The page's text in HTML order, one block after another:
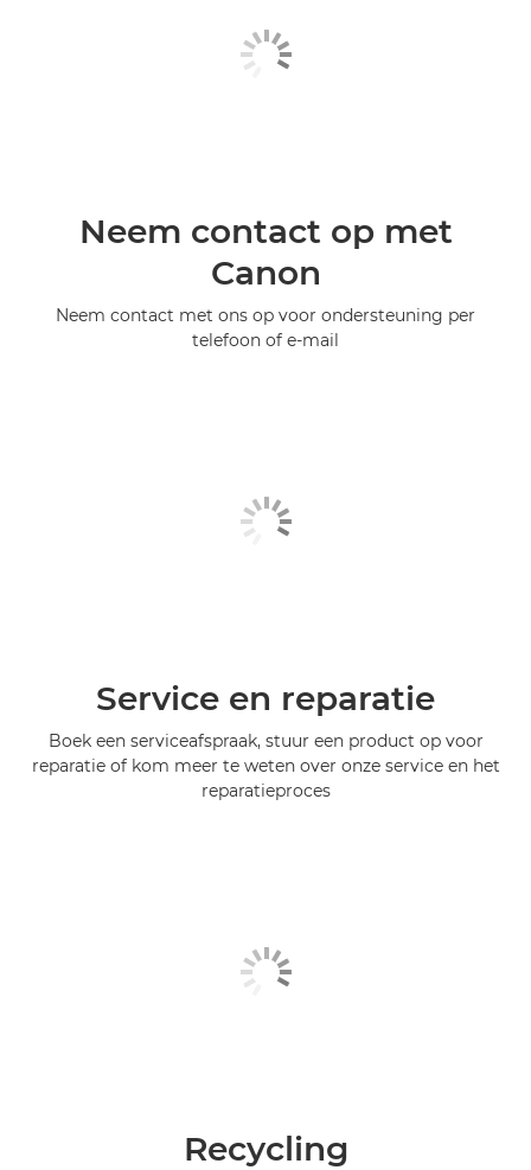
Neem contact op met
Canon
Neem contact met ons op voor ondersteuning per
telefoon of e-mail
Service en reparatie
Boek een serviceafspraak, stuur een product op voor
reparatie of kom meer te weten over onze service en het
reparatieproces
Recycling